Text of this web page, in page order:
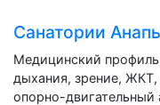
Санатории
Медицинский
дыхания, зрение, ЖКТ,
опорно-двигательный